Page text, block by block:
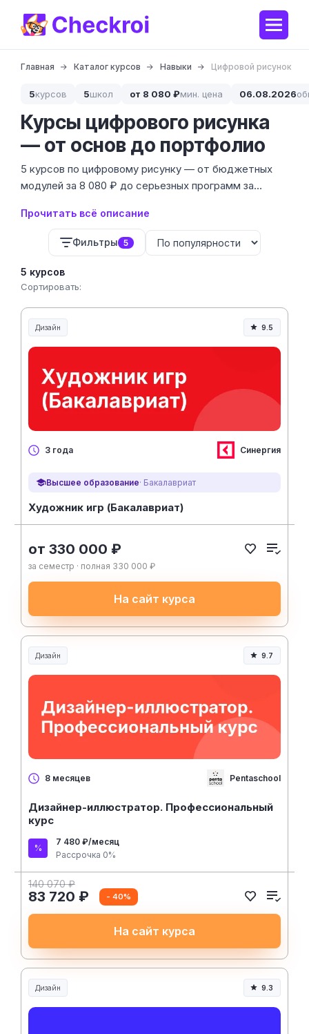
Главная Каталог курсов Навыки Цифровой рисунок
5курсов 5школ от 8 080 ₽мин. цена 06.08.2026
Курсы цифрового рисунка
— от основ до портфолио
5 курсов по цифровому рисунку — от бюджетных
модулей за 8 080 ₽ до серьезных программ за
концепт-арта и персонажей с помощью
графического планшета и софта.
Прочитать всё описание
Фильтры 5
5 курсов
Сортировать:
Дизайн 9.5
3 года Синергия
Высшее образование· Бакалавриат
Художник игр (Бакалавриат)
от 330 000 ₽
за семестр · полная 330 000 ₽
На сайт курса
Дизайн 9.7
8 месяцев Pentaschool
Дизайнер-иллюстратор. Профессиональный
курс
7 480 ₽/месяц
Рассрочка 0%
140 070 ₽
83 720 ₽ - 40%
На сайт курса
Дизайн 9.3